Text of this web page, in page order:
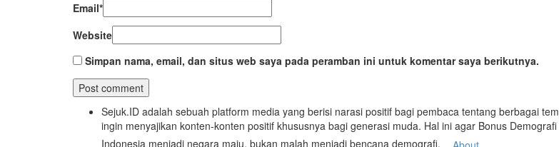
Email*
Website
Simpan nama, email, dan situs web saya pada peramban ini untuk komentar saya berikutnya.
Sejuk.ID adalah sebuah platform media yang berisi narasi positif bagi pembaca tentang berbagai
ingin menyajikan konten-konten positif khususnya bagi generasi muda. Hal ini agar Bonus
Indonesia menjadi negara maju, bukan malah menjadi bencana demografi.